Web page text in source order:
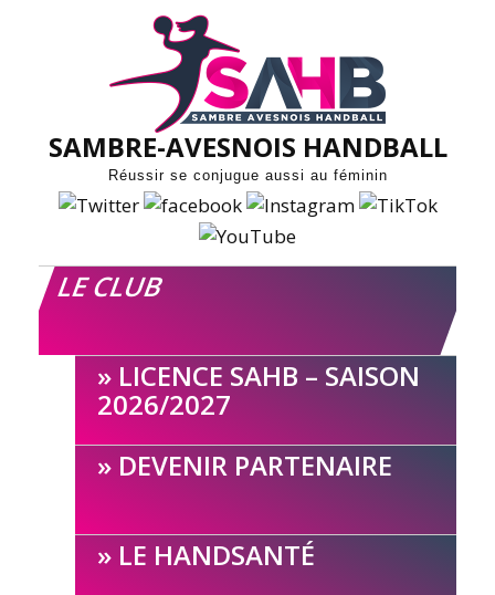
SAMBRE-AVESNOIS HANDBALL
Réussir se conjugue aussi au féminin
LE CLUB
LICENCE SAHB – SAISON
2026/2027
DEVENIR PARTENAIRE
LE HANDSANTÉ